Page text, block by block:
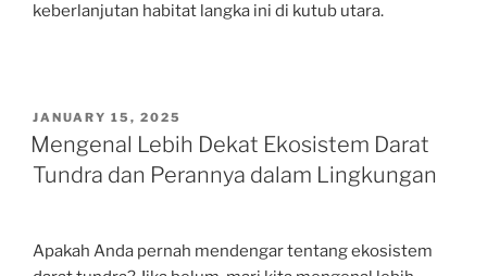
keberlanjutan habitat langka ini di kutub utara.
POSTED
ON
JANUARY 15, 2025
Mengenal Lebih Dekat Ekosistem Darat
Tundra dan Perannya dalam Lingkungan
Apakah Anda pernah mendengar tentang ekosistem